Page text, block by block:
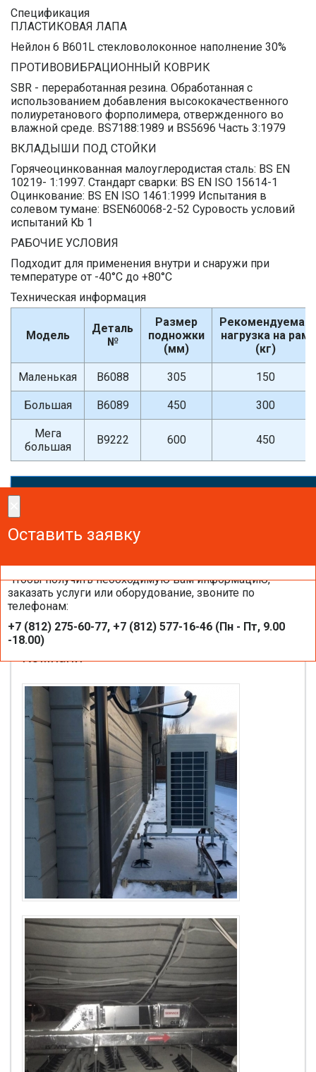
Спецификация
ПЛАСТИКОВАЯ ЛАПА
Нейлон 6 B601L стекловолоконное наполнение 30%
ПРОТИВОВИБРАЦИОННЫЙ КОВРИК
SBR - переработанная резина. Обработанная с
использованием добавления высококачественного
полиуретанового форполимера, отвержденного во
влажной среде. BS7188:1989 и BS5696 Часть 3:1979
ВКЛАДЫШИ ПОД СТОЙКИ
Горячеоцинкованная малоуглеродистая сталь: BS EN
10219- 1:1997. Стандарт сварки: BS EN ISO 15614-1
Оцинкование: BS EN ISO 1461:1999 Испытания в
солевом тумане: BSEN60068-2-52 Суровость условий
испытаний Kb 1
РАБОЧИЕ УСЛОВИЯ
Подходит для применения внутри и снаружи при
температуре от -40°C до +80°C
Техническая информация
Модель
Деталь
№
Размер
подножки
(мм)
Рекомендуемая
нагрузка на рам
(кг)
Маленькая B6088 305 150
Большая B6089 450 300
Мега
большая
B9222 600 450
Оставить заявку
Оставить заявку
Чтобы получить необходимую вам информацию,
заказать услуги или оборудование, звоните по
телефонам:
+7 (812) 275-60-77, +7 (812) 577-16-46 (Пн - Пт, 9.00
-18.00)
Оставить заявку
Опорно-крепежные системы BIG FOOT
на объектах компании «Балтик-
Компани»